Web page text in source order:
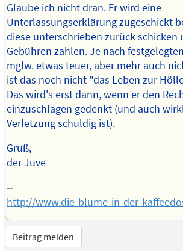
Glaube ich nicht dran. Er wird eine
Unterlassungserklärung zugeschickt
diese unterschrieben zurück schicken
Gebühren zahlen. Je nach
mglw. etwas teuer, aber mehr auch
ist das noch nicht "das Leben zur
Das wird's erst dann, wenn er den
einzuschlagen gedenkt (und auch
Verletzung schuldig ist).
Gruß,
der Juve
--
http://www.die-blume-in-der-
Beitrag melden